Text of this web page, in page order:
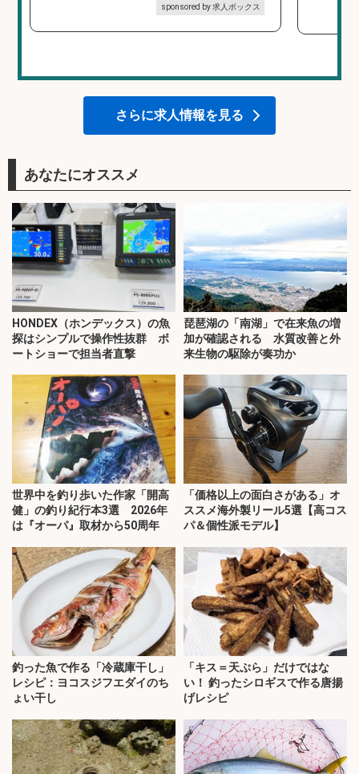
sponsored by 求人ボックス
さらに求人情報を見る
あなたにオススメ
HONDEX（ホンデックス）の魚
探はシンプルで操作性抜群 ボ
ートショーで担当者直撃
琵琶湖の「南湖」で在来魚の増
加が確認される 水質改善と外
来生物の駆除が奏功か
世界中を釣り歩いた作家「開高
健」の釣り紀行本3選 2026年
は『オーパ』取材から50周年
「価格以上の面白さがある」オ
ススメ海外製リール5選【高コス
パ＆個性派モデル】
釣った魚で作る「冷蔵庫干し」
レシピ：ヨコスジフエダイのち
ょい干し
「キス＝天ぷら」だけではな
い！ 釣ったシロギスで作る唐揚
げレシピ